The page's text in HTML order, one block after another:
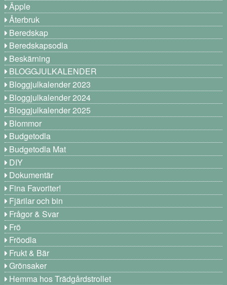
Äpple
Återbruk
Beredskap
Beredskapsodla
Beskärning
BLOGGJULKALENDER
Bloggjulkalender 2023
Bloggjulkalender 2024
Bloggjulkalender 2025
Blommor
Budgetodla
Budgetodla Mat
DIY
Dokumentär
Fina Favoriter!
Fjärilar och bin
Frågor & Svar
Frö
Fröodla
Frukt & Bär
Grönsaker
Hemma hos Trädgårdstrollet